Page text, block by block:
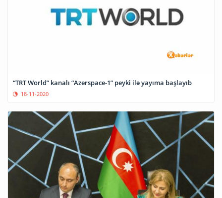
“TRT World” kanalı “Azerspace-1” peyki ilə yayıma başlayıb
18-11-2020